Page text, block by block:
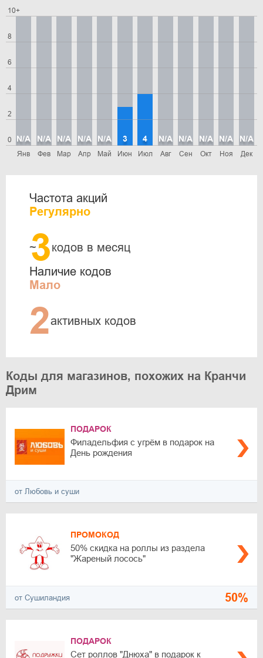
0
2
4
6
8
10+
Янв
N/A
Фев
N/A
Мар
N/A
Апр
N/A
Май
N/A
Июн
3
Июл
4
Авг
N/A
Сен
N/A
Окт
N/A
Ноя
N/A
Дек
N/A
Частота акций
Регулярно
~
3кодов в месяц
Наличие кодов
Мало
2активных кодов
Коды для магазинов, похожих на Кранчи
Дрим
ПОДАРОК
Филадельфия с угрём в подарок на
День рождения
от Любовь и суши
ПРОМОКОД
50% скидка на роллы из раздела
"Жареный лосось"
от Сушиландия 50%
ПОДАРОК
Сет роллов "Днюха" в подарок к